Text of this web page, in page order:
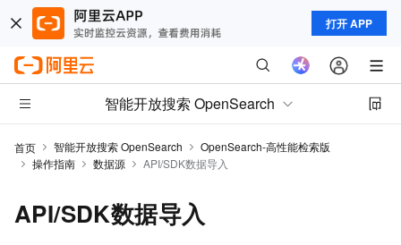
打开 APP
智能开放搜索 OpenSearch
首页 智能开放搜索 OpenSearch
OpenSearch-高性能检索版
操作指南
数据源 API/SDK数据导入
API/SDK数据导入